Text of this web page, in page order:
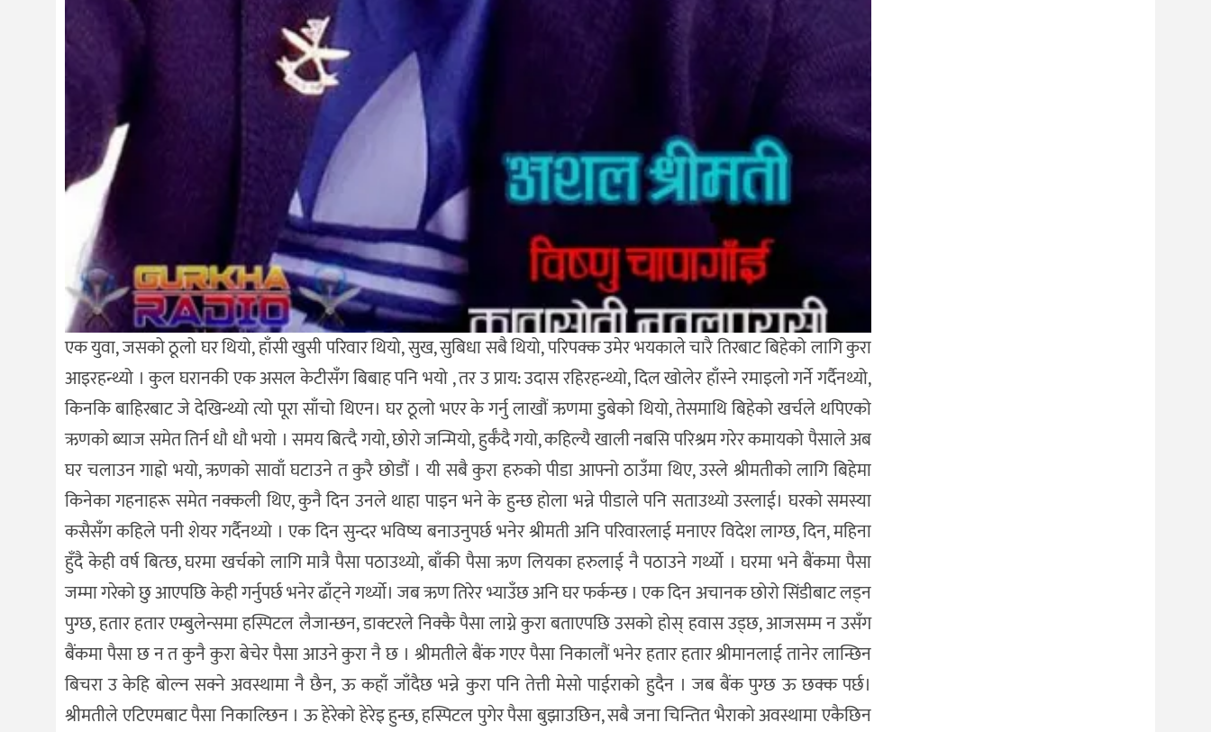
एक युवा, जसको ठूलो घर थियो, हाँसी खुसी परिवार थियो, सुख, सुबिधा सबै थियो, परिपक्क उमेर भयकाले चारै तिरबाट बिहेको लागि कुरा
आइरहन्थ्यो । कुल घरानकी एक असल केटीसँग बिबाह पनि भयो , तर उ प्राय: उदास रहिरहन्थ्यो, दिल खोलेर हाँस्ने रमाइलो गर्ने गर्दैनथ्यो,
किनकि बाहिरबाट जे देखिन्थ्यो त्यो पूरा साँचो थिएन। घर ठूलो भएर के गर्नु लाखौं ऋणमा डुबेको थियो, तेसमाथि बिहेको खर्चले थपिएको
ऋणको ब्याज समेत तिर्न धौ धौ भयो । समय बित्दै गयो, छोरो जन्मियो, हुर्कँदै गयो, कहिल्यै खाली नबसि परिश्रम गरेर कमायको पैसाले अब
घर चलाउन गाह्रो भयो, ऋणको सावाँ घटाउने त कुरै छोडौं । यी सबै कुरा हरुको पीडा आफ्नो ठाउँमा थिए, उस्ले श्रीमतीको लागि बिहेमा
किनेका गहनाहरू समेत नक्कली थिए, कुनै दिन उनले थाहा पाइन भने के हुन्छ होला भन्ने पीडाले पनि सताउथ्यो उस्लाई। घरको समस्या
कसैसँग कहिले पनी शेयर गर्दैनथ्यो । एक दिन सुन्दर भविष्य बनाउनुपर्छ भनेर श्रीमती अनि परिवारलाई मनाएर विदेश लाग्छ, दिन, महिना
हुँदै केही वर्ष बित्छ, घरमा खर्चको लागि मात्रै पैसा पठाउथ्यो, बाँकी पैसा ऋण लियका हरुलाई नै पठाउने गर्थ्यो । घरमा भने बैंकमा पैसा
जम्मा गरेको छु आएपछि केही गर्नुपर्छ भनेर ढाँट्ने गर्थ्यो। जब ऋण तिरेर भ्याउँछ अनि घर फर्कन्छ । एक दिन अचानक छोरो सिंडीबाट लड्न
पुग्छ, हतार हतार एम्बुलेन्समा हस्पिटल लैजान्छन, डाक्टरले निक्कै पैसा लाग्ने कुरा बताएपछि उसको होस् हवास उड्छ, आजसम्म न उसँग
बैंकमा पैसा छ न त कुनै कुरा बेचेर पैसा आउने कुरा नै छ । श्रीमतीले बैंक गएर पैसा निकालौं भनेर हतार हतार श्रीमानलाई तानेर लान्छिन
बिचरा उ केहि बोल्न सक्ने अवस्थामा नै छैन, ऊ कहाँ जाँदैछ भन्ने कुरा पनि तेत्ती मेसो पाईराको हुदैन । जब बैंक पुग्छ ऊ छक्क पर्छ।
श्रीमतीले एटिएमबाट पैसा निकाल्छिन । ऊ हेरेको हेरेइ हुन्छ, हस्पिटल पुगेर पैसा बुझाउछिन, सबै जना चिन्तित भैराको अवस्थामा एकैछिन